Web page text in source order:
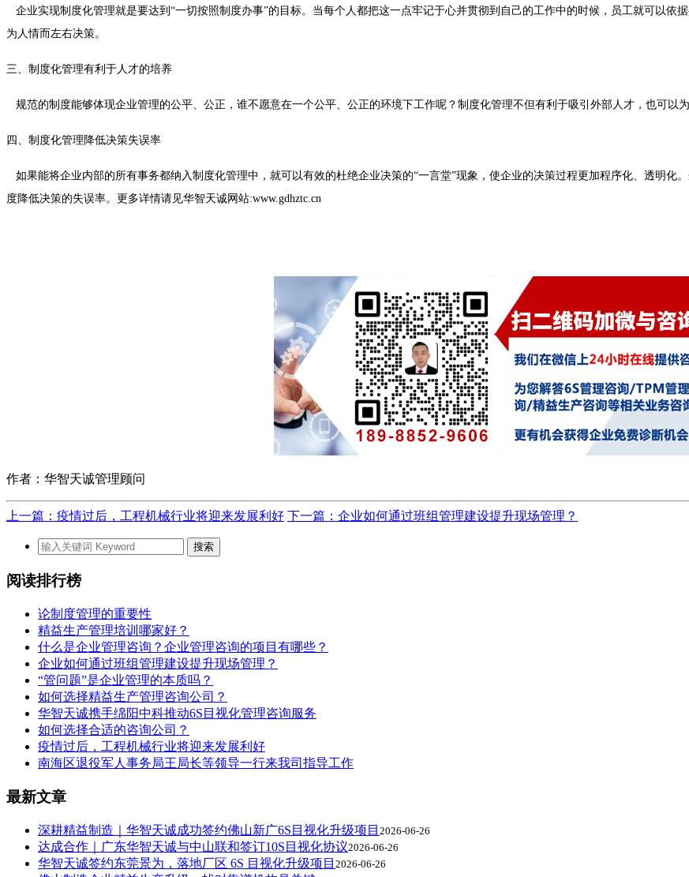
企业实现制度化管理就是要达到 “一切按照制度办事”的目标。当每个人都把这一点牢记于心并贯彻到自己的工作中的时候，员工就可以依
为人情而左右决策。
三、制度化管理有利于人才的培养
规范的制度能够体现企业管理的公平、公正，谁不愿意在一个公平、公正的环境下工作呢？制度化管理不但有利于吸引外部人才，也可以
四、制度化管理降低决策失误率
如果能将企业内部的所有事务都纳入制度化管理中，就可以有效的杜绝企业决策的“一言堂”现象，使企业的决策过程更加程序化、透明化
度降低决策的失误率。更多详情请见华智天诚网站:www.gdhztc.cn
作者：华智天诚管理顾问
上一篇：疫情过后，工程机械行业将迎来发展利好 下一篇：企业如何通过班组管理建设提升现场管理？
阅读排行榜
论制度管理的重要性
精益生产管理培训哪家好？
什么是企业管理咨询？企业管理咨询的项目有哪些？
企业如何通过班组管理建设提升现场管理？
“管问题”是企业管理的本质吗？
如何选择精益生产管理咨询公司？
华智天诚携手绵阳中科推动6S目视化管理咨询服务
如何选择合适的咨询公司？
疫情过后，工程机械行业将迎来发展利好
南海区退役军人事务局王局长等领导一行来我司指导工作
最新文章
深耕精益制造｜华智天诚成功签约佛山新广6S目视化升级项目 2026-06-26
达成合作｜广东华智天诚与中山联和签订10S目视化协议2026-06-26
华智天诚签约东莞景为，落地厂区 6S 目视化升级项目 2026-06-26